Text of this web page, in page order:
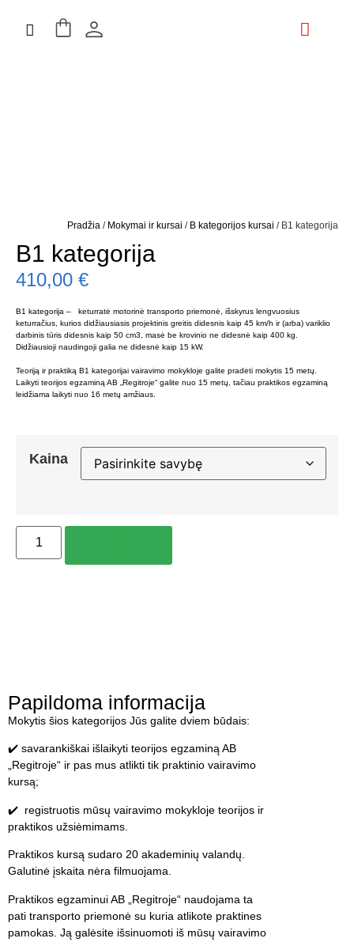
Pradžia / Mokymai ir kursai / B kategorijos kursai / B1 kategorija
B1 kategorija
410,00 €
B1 kategorija – keturratė motorinė transporto priemonė, išskyrus lengvuosius
keturračius, kurios didžiausiasis projektinis greitis didesnis kaip 45 km/h ir (arba) variklio
darbinis tūris didesnis kaip 50 cm3, masė be krovinio ne didesnė kaip 400 kg.
Didžiausioji naudingoji galia ne didesnė kaip 15 kW.
Teoriją ir praktiką B1 kategorijai vairavimo mokykloje galite pradėti mokytis 15 metų.
Laikyti teorijos egzaminą AB „Regitroje“ galite nuo 15 metų, tačiau praktikos egzaminą
leidžiama laikyti nuo 16 metų amžiaus.
Kaina
Papildoma informacija
Mokytis šios kategorijos Jūs galite dviem būdais:
✔️ savarankiškai išlaikyti teorijos egzaminą AB
„Regitroje“ ir pas mus atlikti tik praktinio vairavimo
kursą;
✔️ registruotis mūsų vairavimo mokykloje teorijos ir
praktikos užsiėmimams.
Praktikos kursą sudaro 20 akademinių valandų.
Galutinė įskaita nėra filmuojama.
Praktikos egzaminui AB „Regitroje“ naudojama ta
pati transporto priemonė su kuria atlikote praktines
pamokas. Ją galėsite išsinuomoti iš mūsų vairavimo